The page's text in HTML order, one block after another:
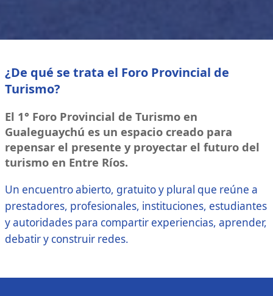
¿De qué se trata el Foro Provincial de
Turismo?
El 1° Foro Provincial de Turismo en
Gualeguaychú es un espacio creado para
repensar el presente y proyectar el futuro del
turismo en Entre Ríos.
Un encuentro abierto, gratuito y plural que reúne a
prestadores, profesionales, instituciones, estudiantes
y autoridades para compartir experiencias, aprender,
debatir y construir redes.